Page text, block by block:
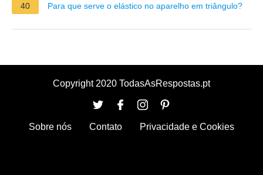
40 Para que serve o elástico no aparelho em triângulo?
Copyright 2020 TodasAsRespostas.pt
Sobre nós Contato Privacidade e Cookies